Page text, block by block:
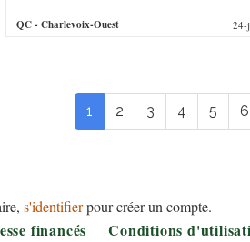
QC- Charlevoix-Ouest 24-
Page
courante
1 Page
2 Page
3 Page
4 Page
5 6
s'identifierpour créer un compte.
financés Conditions